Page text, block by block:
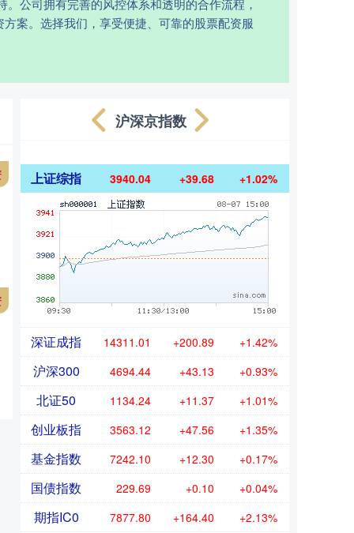
公司拥有完善的风控体系和透明的合作流程，
案。选择我们，享受便捷、可靠的股票配资服
沪深京指数
上证综指 3940.04 +39.68 +1.02%
深证成指 14311.01 +200.89 +1.42%
沪深300 4694.44 +43.13 +0.93%
北证50 1134.24 +11.37 +1.01%
创业板指 3563.12 +47.56 +1.35%
基金指数 7242.10 +12.30 +0.17%
国债指数 229.69 +0.10 +0.04%
期指IC0 7877.80 +164.40 +2.13%